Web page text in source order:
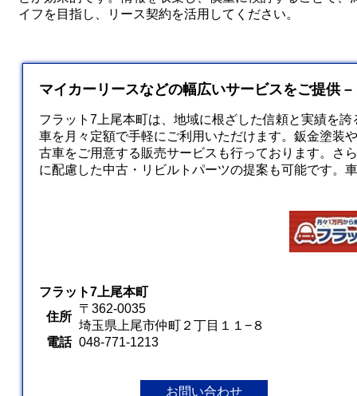
イフを目指し、リース契約を活用してください。
マイカーリースなどの幅広いサービスをご提供
フラット7上尾本町は、地域に根ざした信頼と実績を
車を月々定額で手軽にご利用いただけます。鈑金塗装
古車をご用意する販売サービスも行っております。さ
に配慮した中古・リビルトパーツの提案も可能です。
フラット7上尾本町
住所
〒362-0035
埼玉県上尾市仲町２丁目１１−８
電話 048-771-1213
お問い合わせ